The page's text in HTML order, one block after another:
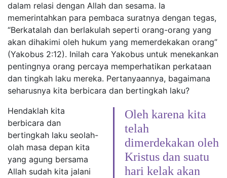
dalam relasi dengan Allah dan sesama. Ia
memerintahkan para pembaca suratnya dengan tegas,
“Berkatalah dan berlakulah seperti orang-orang yang
akan dihakimi oleh hukum yang memerdekakan orang”
(Yakobus 2:12). Inilah cara Yakobus untuk menekankan
pentingnya orang percaya memperhatikan perkataan
dan tingkah laku mereka. Pertanyaannya, bagaimana
seharusnya kita berbicara dan bertingkah laku?
Oleh karena kita
telah
dimerdekakan oleh
Kristus dan suatu
hari kelak akan
Hendaklah kita
berbicara dan
bertingkah laku seolah-
olah masa depan kita
yang agung bersama
Allah sudah kita jalani